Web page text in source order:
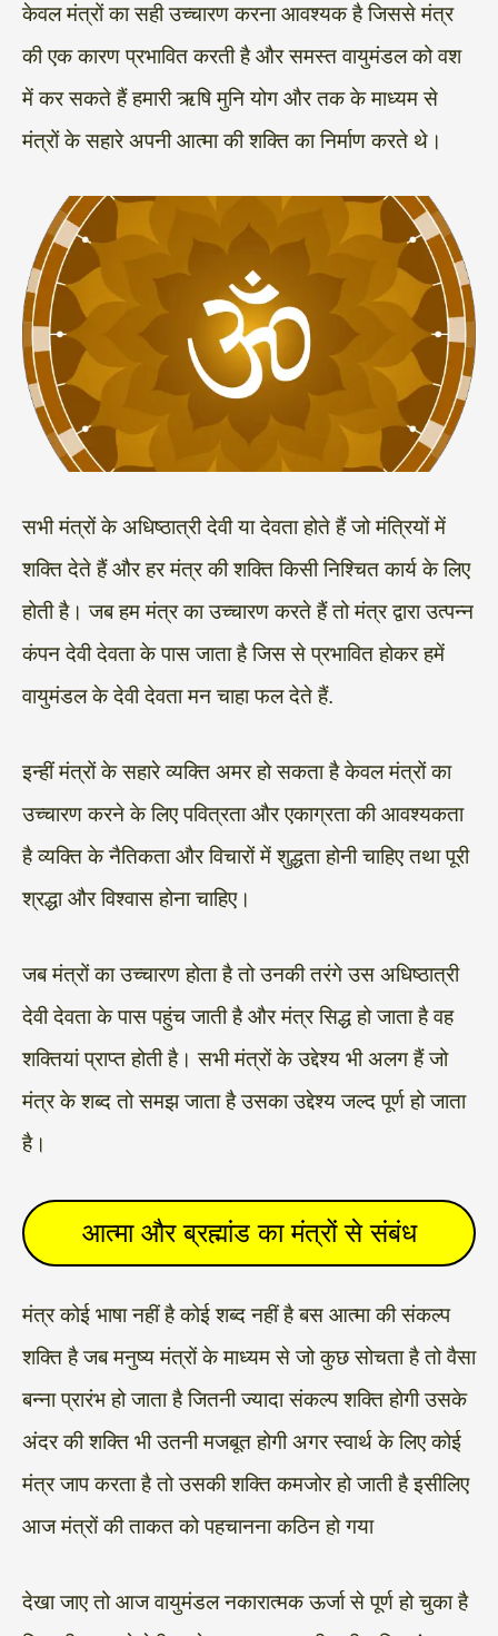
केवल मंत्रों का सही उच्चारण करना आवश्यक है जिससे मंत्र
की एक कारण प्रभावित करती है और समस्त वायुमंडल को वश
में कर सकते हैं हमारी ऋषि मुनि योग और तक के माध्यम से
मंत्रों के सहारे अपनी आत्मा की शक्ति का निर्माण करते थे।
सभी मंत्रों के अधिष्ठात्री देवी या देवता होते हैं जो मंत्रियों में
शक्ति देते हैं और हर मंत्र की शक्ति किसी निश्चित कार्य के लिए
होती है। जब हम मंत्र का उच्चारण करते हैं तो मंत्र द्वारा उत्पन्न
कंपन देवी देवता के पास जाता है जिस से प्रभावित होकर हमें
वायुमंडल के देवी देवता मन चाहा फल देते हैं.
इन्हीं मंत्रों के सहारे व्यक्ति अमर हो सकता है केवल मंत्रों का
उच्चारण करने के लिए पवित्रता और एकाग्रता की आवश्यकता
है व्यक्ति के नैतिकता और विचारों में शुद्धता होनी चाहिए तथा पूरी
श्रद्धा और विश्वास होना चाहिए।
जब मंत्रों का उच्चारण होता है तो उनकी तरंगे उस अधिष्ठात्री
देवी देवता के पास पहुंच जाती है और मंत्र सिद्ध हो जाता है वह
शक्तियां प्राप्त होती है। सभी मंत्रों के उद्देश्य भी अलग हैं जो
मंत्र के शब्द तो समझ जाता है उसका उद्देश्य जल्द पूर्ण हो जाता
है।
आत्मा और ब्रह्मांड का मंत्रों से संबंध
मंत्र कोई भाषा नहीं है कोई शब्द नहीं है बस आत्मा की संकल्प
शक्ति है जब मनुष्य मंत्रों के माध्यम से जो कुछ सोचता है तो वैसा
बन्ना प्रारंभ हो जाता है जितनी ज्यादा संकल्प शक्ति होगी उसके
अंदर की शक्ति भी उतनी मजबूत होगी अगर स्वार्थ के लिए कोई
मंत्र जाप करता है तो उसकी शक्ति कमजोर हो जाती है इसीलिए
आज मंत्रों की ताकत को पहचानना कठिन हो गया
देखा जाए तो आज वायुमंडल नकारात्मक ऊर्जा से पूर्ण हो चुका है